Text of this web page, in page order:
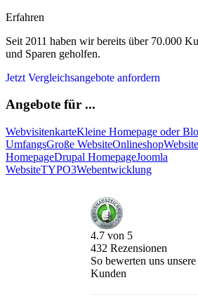
Erfahren
Seit 2011 haben wir bereits über 70.000
und Sparen geholfen.
Jetzt Vergleichsangebote anfordern
Angebote für ...
WebvisitenkarteKleine Homepage oder
UmfangsGroße WebsiteOnlineshop
HomepageDrupal HomepageJoomla
WebsiteTYPO3Webentwicklung
4.7 von 5
432 Rezensionen
So bewerten uns unsere
Kunden